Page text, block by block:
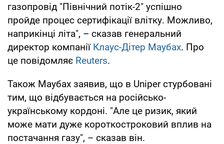
газопровід "Північний потік-2" успішно
пройде процес сертифікації влітку. Можливо,
наприкінці літа", – сказав генеральний
директор компанії Клаус-Дітер Маубах. Про
це повідомляє Reuters.
Також Маубах заявив, що в Uniper стурбовані
тим, що відбувається на російсько-
українському кордоні. "Але це ризик, який
може мати дуже короткостроковий вплив на
постачання газу", – сказав він.